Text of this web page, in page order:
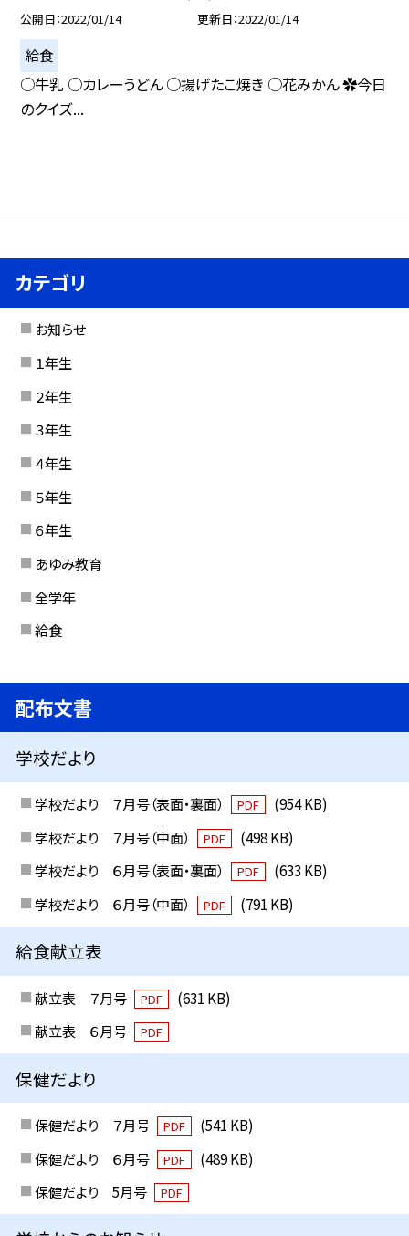
公開日 2022/01/14 更新日 2022/01/14
給食
○牛乳 ○カレーうどん ○揚げたこ焼き ○花みかん ✿今日
のクイズ...
カテゴリ
お知らせ
１年生
２年生
３年生
４年生
５年生
６年生
あゆみ教育
全学年
給食
配布文書
学校だより
学校だより ７月号（表面・裏面） PDF
(954 KB)
学校だより ７月号（中面）
PDF
(498 KB)
学校だより ６月号（表面・裏面）
PDF
(633 KB)
学校だより ６月号（中面）
PDF (791 KB)
給食献立表
献立表 ７月号 PDF
(631 KB)
献立表 ６月号
PDF
保健だより
保健だより ７月号 PDF
(541 KB)
保健だより ６月号
PDF
(489 KB)
保健だより 5月号
PDF